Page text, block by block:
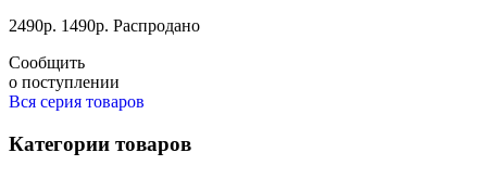
2490р. 1490р. Распродано
Сообщить
о поступлении
Вся серия товаров
Категории товаров